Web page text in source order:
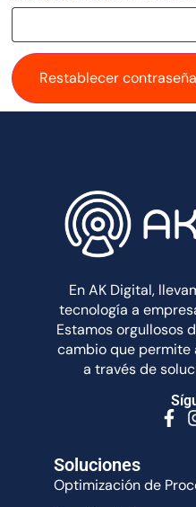
Restablecer contraseña
En AK Digital,
tecnología a
Estamos orgullosos
cambio que permite
a través de
Soluciones
Optimización de